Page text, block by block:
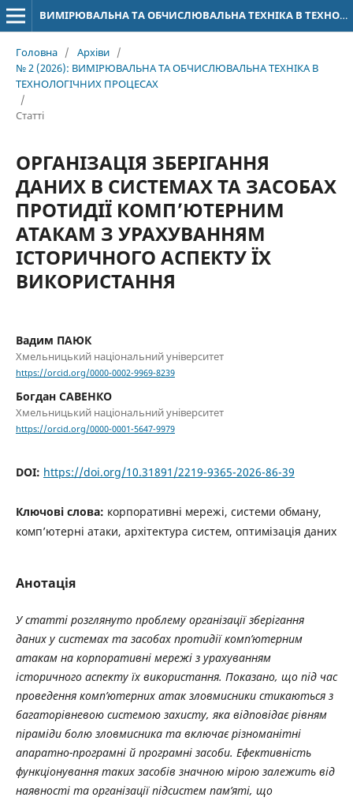
ВИМІРЮВАЛЬНА ТА ОБЧИСЛЮВАЛЬНА ТЕХНІКА В ТЕХНОЛОГІЧНИХ ПРОЦЕСАХ
Головна / Архіви /
№ 2 (2026): ВИМІРЮВАЛЬНА ТА ОБЧИСЛЮВАЛЬНА ТЕХНІКА В
ТЕХНОЛОГІЧНИХ ПРОЦЕСАХ
/
Статті
ОРГАНІЗАЦІЯ ЗБЕРІГАННЯ
ДАНИХ В СИСТЕМАХ ТА ЗАСОБАХ
ПРОТИДІЇ КОМП’ЮТЕРНИМ
АТАКАМ З УРАХУВАННЯМ
ІСТОРИЧНОГО АСПЕКТУ ЇХ
ВИКОРИСТАННЯ
Вадим ПАЮК
Хмельницький національний університет
https://orcid.org/0000-0002-9969-8239
Богдан САВЕНКО
Хмельницький національний університет
https://orcid.org/0000-0001-5647-9979
DOI: https://doi.org/10.31891/2219-9365-2026-86-39
Ключові слова: корпоративні мережі, системи обману,
комп’ютерні атаки, архітектура систем, оптимізація даних
Анотація
У статті розглянуто проблему організації зберігання
даних у системах та засобах протидії комп’ютерним
атакам на корпоративні мережі з урахуванням
історичного аспекту їх використання. Показано, що під час
проведення комп’ютерних атак зловмисники стикаються з
багаторівневою системою захисту, яка відповідає рівням
піраміди болю зловмисника та включає різноманітні
апаратно-програмні й програмні засоби. Ефективність
функціонування таких засобів значною мірою залежить від
наявності та організації підсистем пам’яті, що